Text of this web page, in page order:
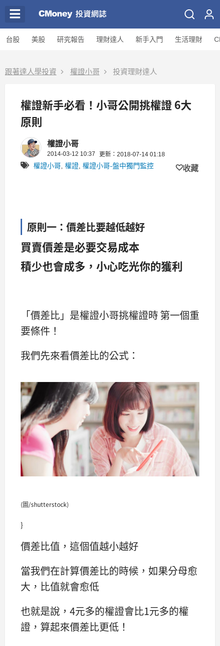
台股 美股 研究報告 理財達人 新手入門 生活理財
跟著達人學投資 權證小哥 投資理財達人
權證新手必看！小哥公開挑權證 6大
原則
權證小哥
2014-03-12 10:37 更新：2018-07-14 01:18
權證小哥 權證 權證小哥-盤中獨門監控 收藏
原則一：價差比要越低越好
買賣價差是必要交易成本
積少也會成多，小心吃光你的獲利
「價差比」是權證小哥挑權證時 第一個重
要條件！
我們先來看價差比的公式：
(圖/shutterstock)
}
價差比值，這個值越小越好
當我們在計算價差比的時候，如果分母愈
大，比值就會愈低
也就是說，4元多的權證會比1元多的權
證，算起來價差比更低！